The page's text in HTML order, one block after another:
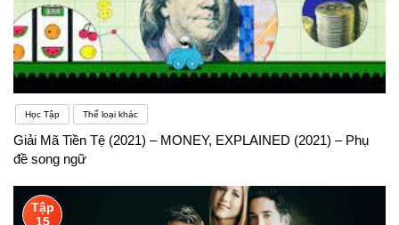
Học Tập Thể loại khác
Giải Mã Tiền Tệ (2021) – MONEY, EXPLAINED (2021) – Phụ
đề song ngữ
Tập
15